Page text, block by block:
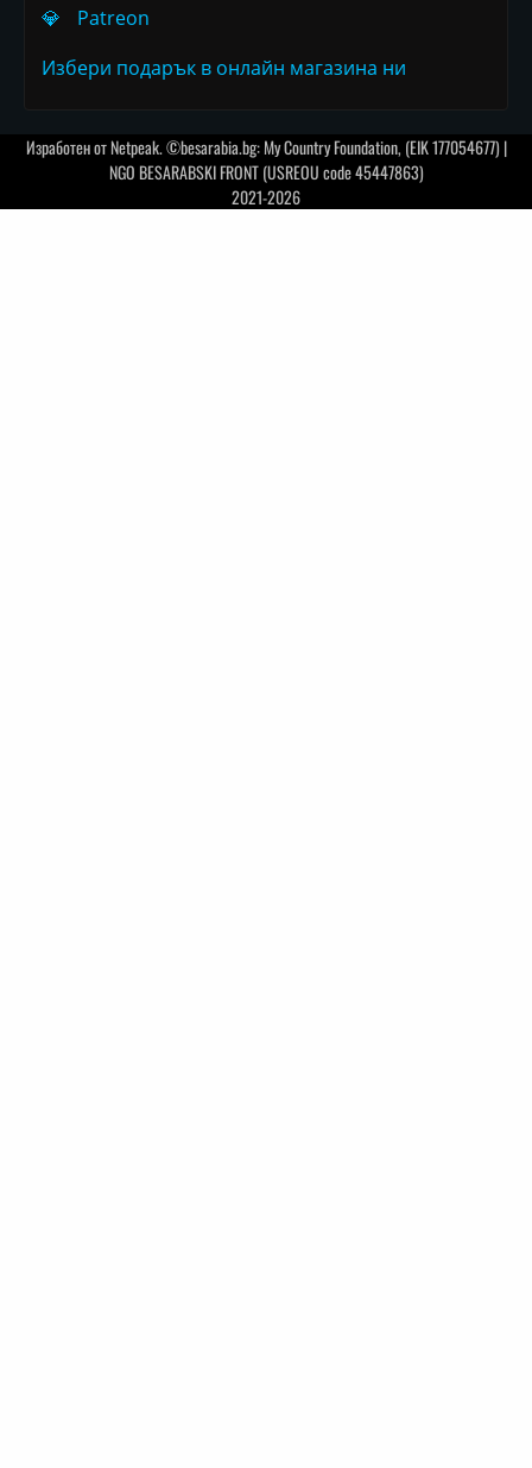
💎
Patreon
Избери подарък в онлайн магазина ни
Изработен отNetpeak. ©besarabia.bg: My Country Foundation, (EIK 177054677) |
NGO BESARABSKI FRONT (USREOU code 45447863)
2021-2026